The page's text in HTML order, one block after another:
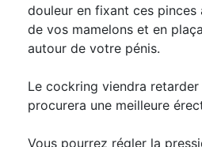
douleur en fixant ces pinces
de vos mamelons et en
autour de votre pénis.
Le cockring viendra
procurera une meilleure
Vous pourrez régler la